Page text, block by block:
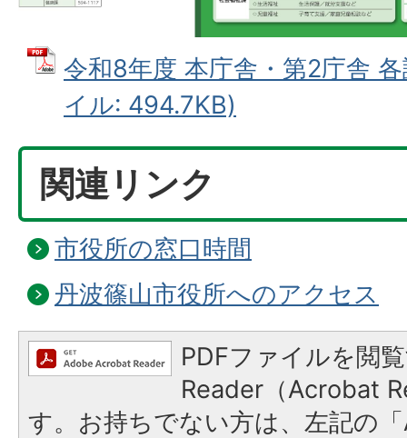
令和8年度 本庁舎・第2庁舎
イル: 494.7KB)
関連リンク
市役所の窓口時間
丹波篠山市役所へのアクセス
PDFファイルを閲
Reader（Acrobat
す。お持ちでない方は、左記の